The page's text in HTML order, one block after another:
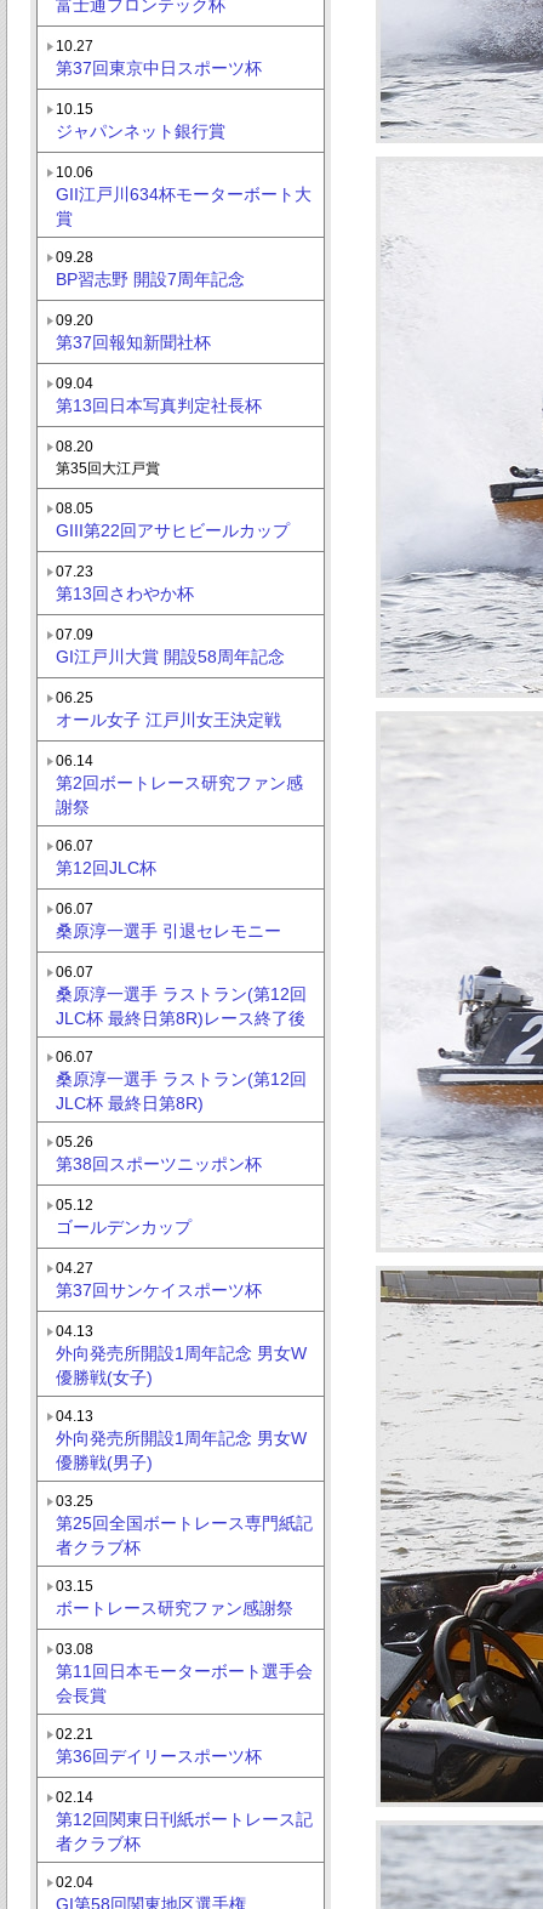
富士通フロンテック杯
10.27
第37回東京中日スポーツ杯
10.15
ジャパンネット銀行賞
10.06
GII江戸川634杯モーターボート大
賞
09.28
BP習志野 開設7周年記念
09.20
第37回報知新聞社杯
09.04
第13回日本写真判定社長杯
08.20
第35回大江戸賞
08.05
GIII第22回アサヒビールカップ
07.23
第13回さわやか杯
07.09
GI江戸川大賞 開設58周年記念
06.25
オール女子 江戸川女王決定戦
06.14
第2回ボートレース研究ファン感
謝祭
06.07
第12回JLC杯
06.07
桑原淳一選手 引退セレモニー
06.07
桑原淳一選手 ラストラン(第12回
JLC杯 最終日第8R)レース終了後
06.07
桑原淳一選手 ラストラン(第12回
JLC杯 最終日第8R)
05.26
第38回スポーツニッポン杯
05.12
ゴールデンカップ
04.27
第37回サンケイスポーツ杯
04.13
外向発売所開設1周年記念 男女W
優勝戦(女子)
04.13
外向発売所開設1周年記念 男女W
優勝戦(男子)
03.25
第25回全国ボートレース専門紙記
者クラブ杯
03.15
ボートレース研究ファン感謝祭
03.08
第11回日本モーターボート選手会
会長賞
02.21
第36回デイリースポーツ杯
02.14
第12回関東日刊紙ボートレース記
者クラブ杯
02.04
GI第58回関東地区選手権